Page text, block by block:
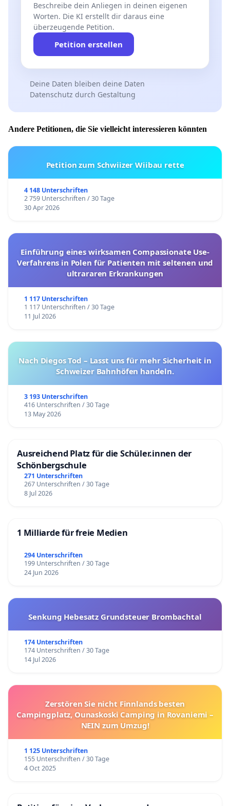
Beschreibe dein Anliegen in deinen eigenen
Worten. Die KI erstellt dir daraus eine
überzeugende Petition.
Petition erstellen
Deine Daten bleiben deine Daten
Datenschutz durch Gestaltung
Andere Petitionen, die Sie vielleicht interessieren könnten
Petition zum Schwiizer Wiibau rette
4 148 Unterschriften
2 759 Unterschriften / 30 Tage
30 Apr 2026
Einführung eines wirksamen Compassionate Use-
Verfahrens in Polen für Patienten mit seltenen und
ultrararen Erkrankungen
1 117 Unterschriften
1 117 Unterschriften / 30 Tage
11 Jul 2026
Nach Diegos Tod – Lasst uns für mehr Sicherheit in
Schweizer Bahnhöfen handeln.
3 193 Unterschriften
416 Unterschriften / 30 Tage
13 May 2026
Ausreichend Platz für die Schüler.innen der
Schönbergschule
271 Unterschriften
267 Unterschriften / 30 Tage
8 Jul 2026
1 Milliarde für freie Medien
294 Unterschriften
199 Unterschriften / 30 Tage
24 Jun 2026
Senkung Hebesatz Grundsteuer Brombachtal
174 Unterschriften
174 Unterschriften / 30 Tage
14 Jul 2026
Zerstören Sie nicht Finnlands besten
Campingplatz, Ounaskoski Camping in Rovaniemi –
NEIN zum Umzug!
1 125 Unterschriften
155 Unterschriften / 30 Tage
4 Oct 2025